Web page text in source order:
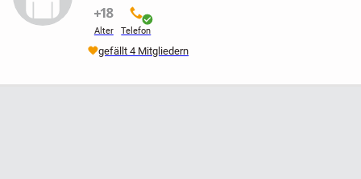
Alter
nicht verifiziert
Telefon
verifiziert
gefällt 4 Mitgliedern